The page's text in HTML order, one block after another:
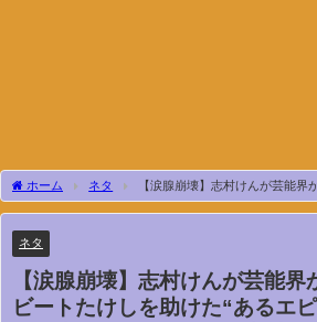
ホーム ネタ
【涙腺崩壊】志村けんが芸能界
を助けた“あるエピソード”に涙が溢れて止まらない・
ネタ
【涙腺崩壊】志村けんが芸能界
ビートたけしを助けた“あるエ